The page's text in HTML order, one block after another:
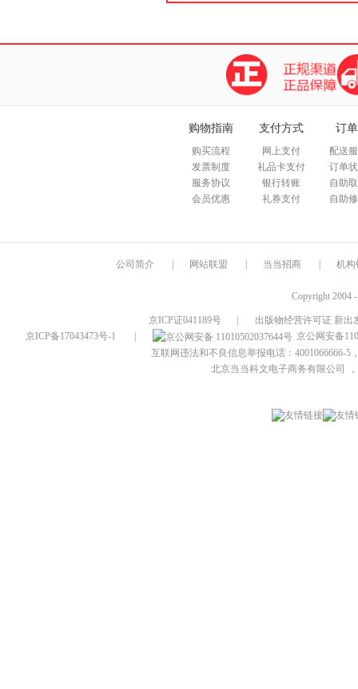
购物指南
购买流程
发票制度
服务协议
会员优惠
支付方式
网上支付
礼品卡支付
银行转账
礼券支付
订
配送
订单
自助
自助
公司简介 网站联盟 当当招商 机构
Copyright 2004
京ICP证041189号
出版物经营许可证 新出
京ICP备17043473号-1
京公网安备
互联网违法和不良信息举报电话：4001066666-5
北京当当科文电子商务有限公司